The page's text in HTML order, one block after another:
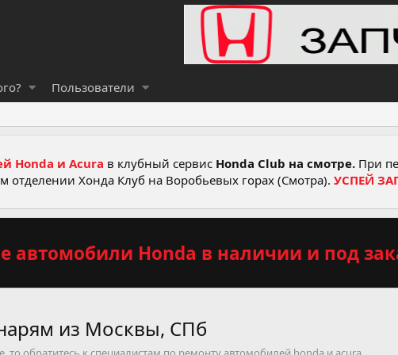
Пользователи
Honda и Acura в клубный сервис Honda Club на смотре. При
отделении Хонда Клуб на Воробьевых горах (Смотра). УСПЕЙ
автомобили Honda в наличии и под
из Москвы, СПб